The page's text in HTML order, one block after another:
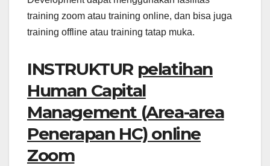
training zoom atau training online, dan bisa juga
training offline atau training tatap muka.
INSTRUKTUR pelatihan
Human Capital
Management (Area-area
Penerapan HC) online
Zoom